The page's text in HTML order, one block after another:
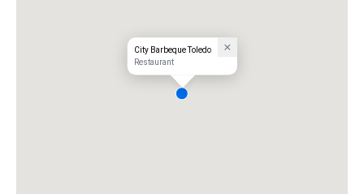
City Barbeque Toledo
Restaurant